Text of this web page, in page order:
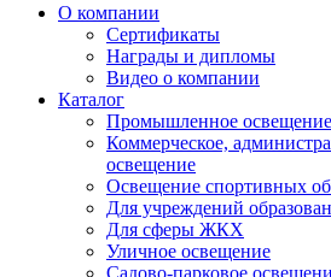
О компании
Сертификаты
Награды и дипломы
Видео о компании
Каталог
Промышленное освещение
Коммерческое,
освещение
Освещение спортивных
Для учреждений
Для сферы ЖКХ
Уличное освещение
Садово-парковое